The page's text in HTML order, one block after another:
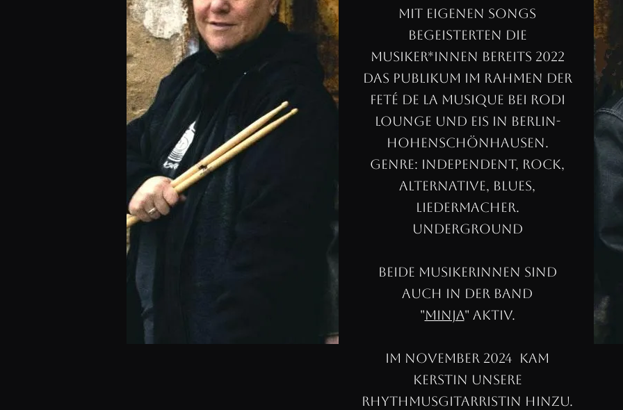
Mit eigenen Songs
begeisterten die
Musiker*innen bereits 2022
das Publikum im Rahmen der
Feté de la musique bei Rodi
Lounge und Eis in Berlin-
Hohenschönhausen.
Genre: Independent, Rock,
Alternative, Blues,
Liedermacher.
Underground
Beide Musikerinnen sind
auch in der Band
"MINJA" aktiv.
Im November 2024 kam
Kerstin unsere
Rhythmusgitarristin hinzu.